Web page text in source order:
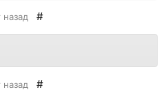
назад #
назад #